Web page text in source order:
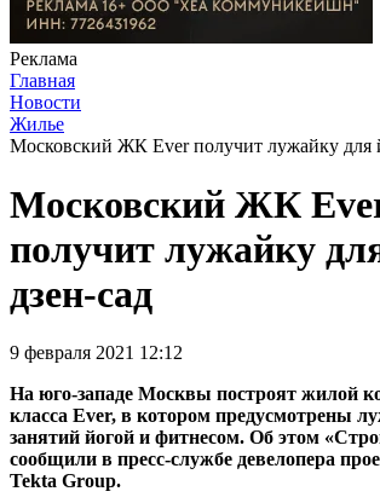
Реклама
Главная
Новости
Жилье
Московский ЖК Ever получит лужайку для
Московский ЖК
получит лужайку
дзен-сад
9 февраля 2021 12:12
На юго-западе Москвы построят жилой
класса Ever, в котором предусмотрены
занятий йогой и фитнесом. Об этом
сообщили в пресс-службе девелопера
Tekta Group.